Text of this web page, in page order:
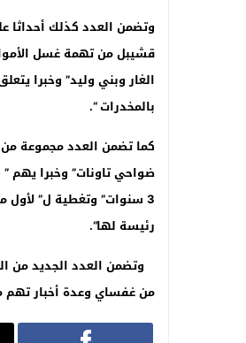
وتضمن العدد كذلك أحداثا
قشيبل من تهمة غسل
الغار وبني وليد” وخبرا
بالمخدرات “.
كما تضمن العدد مجموعة
ضواحي تاونات” وخبرا يهم ”
3 سنوات
” وتغطية ل”لأول
رئيسة لها“.
وتضمن العدد الجديد من
من غفساي وعدة أخبار تهم